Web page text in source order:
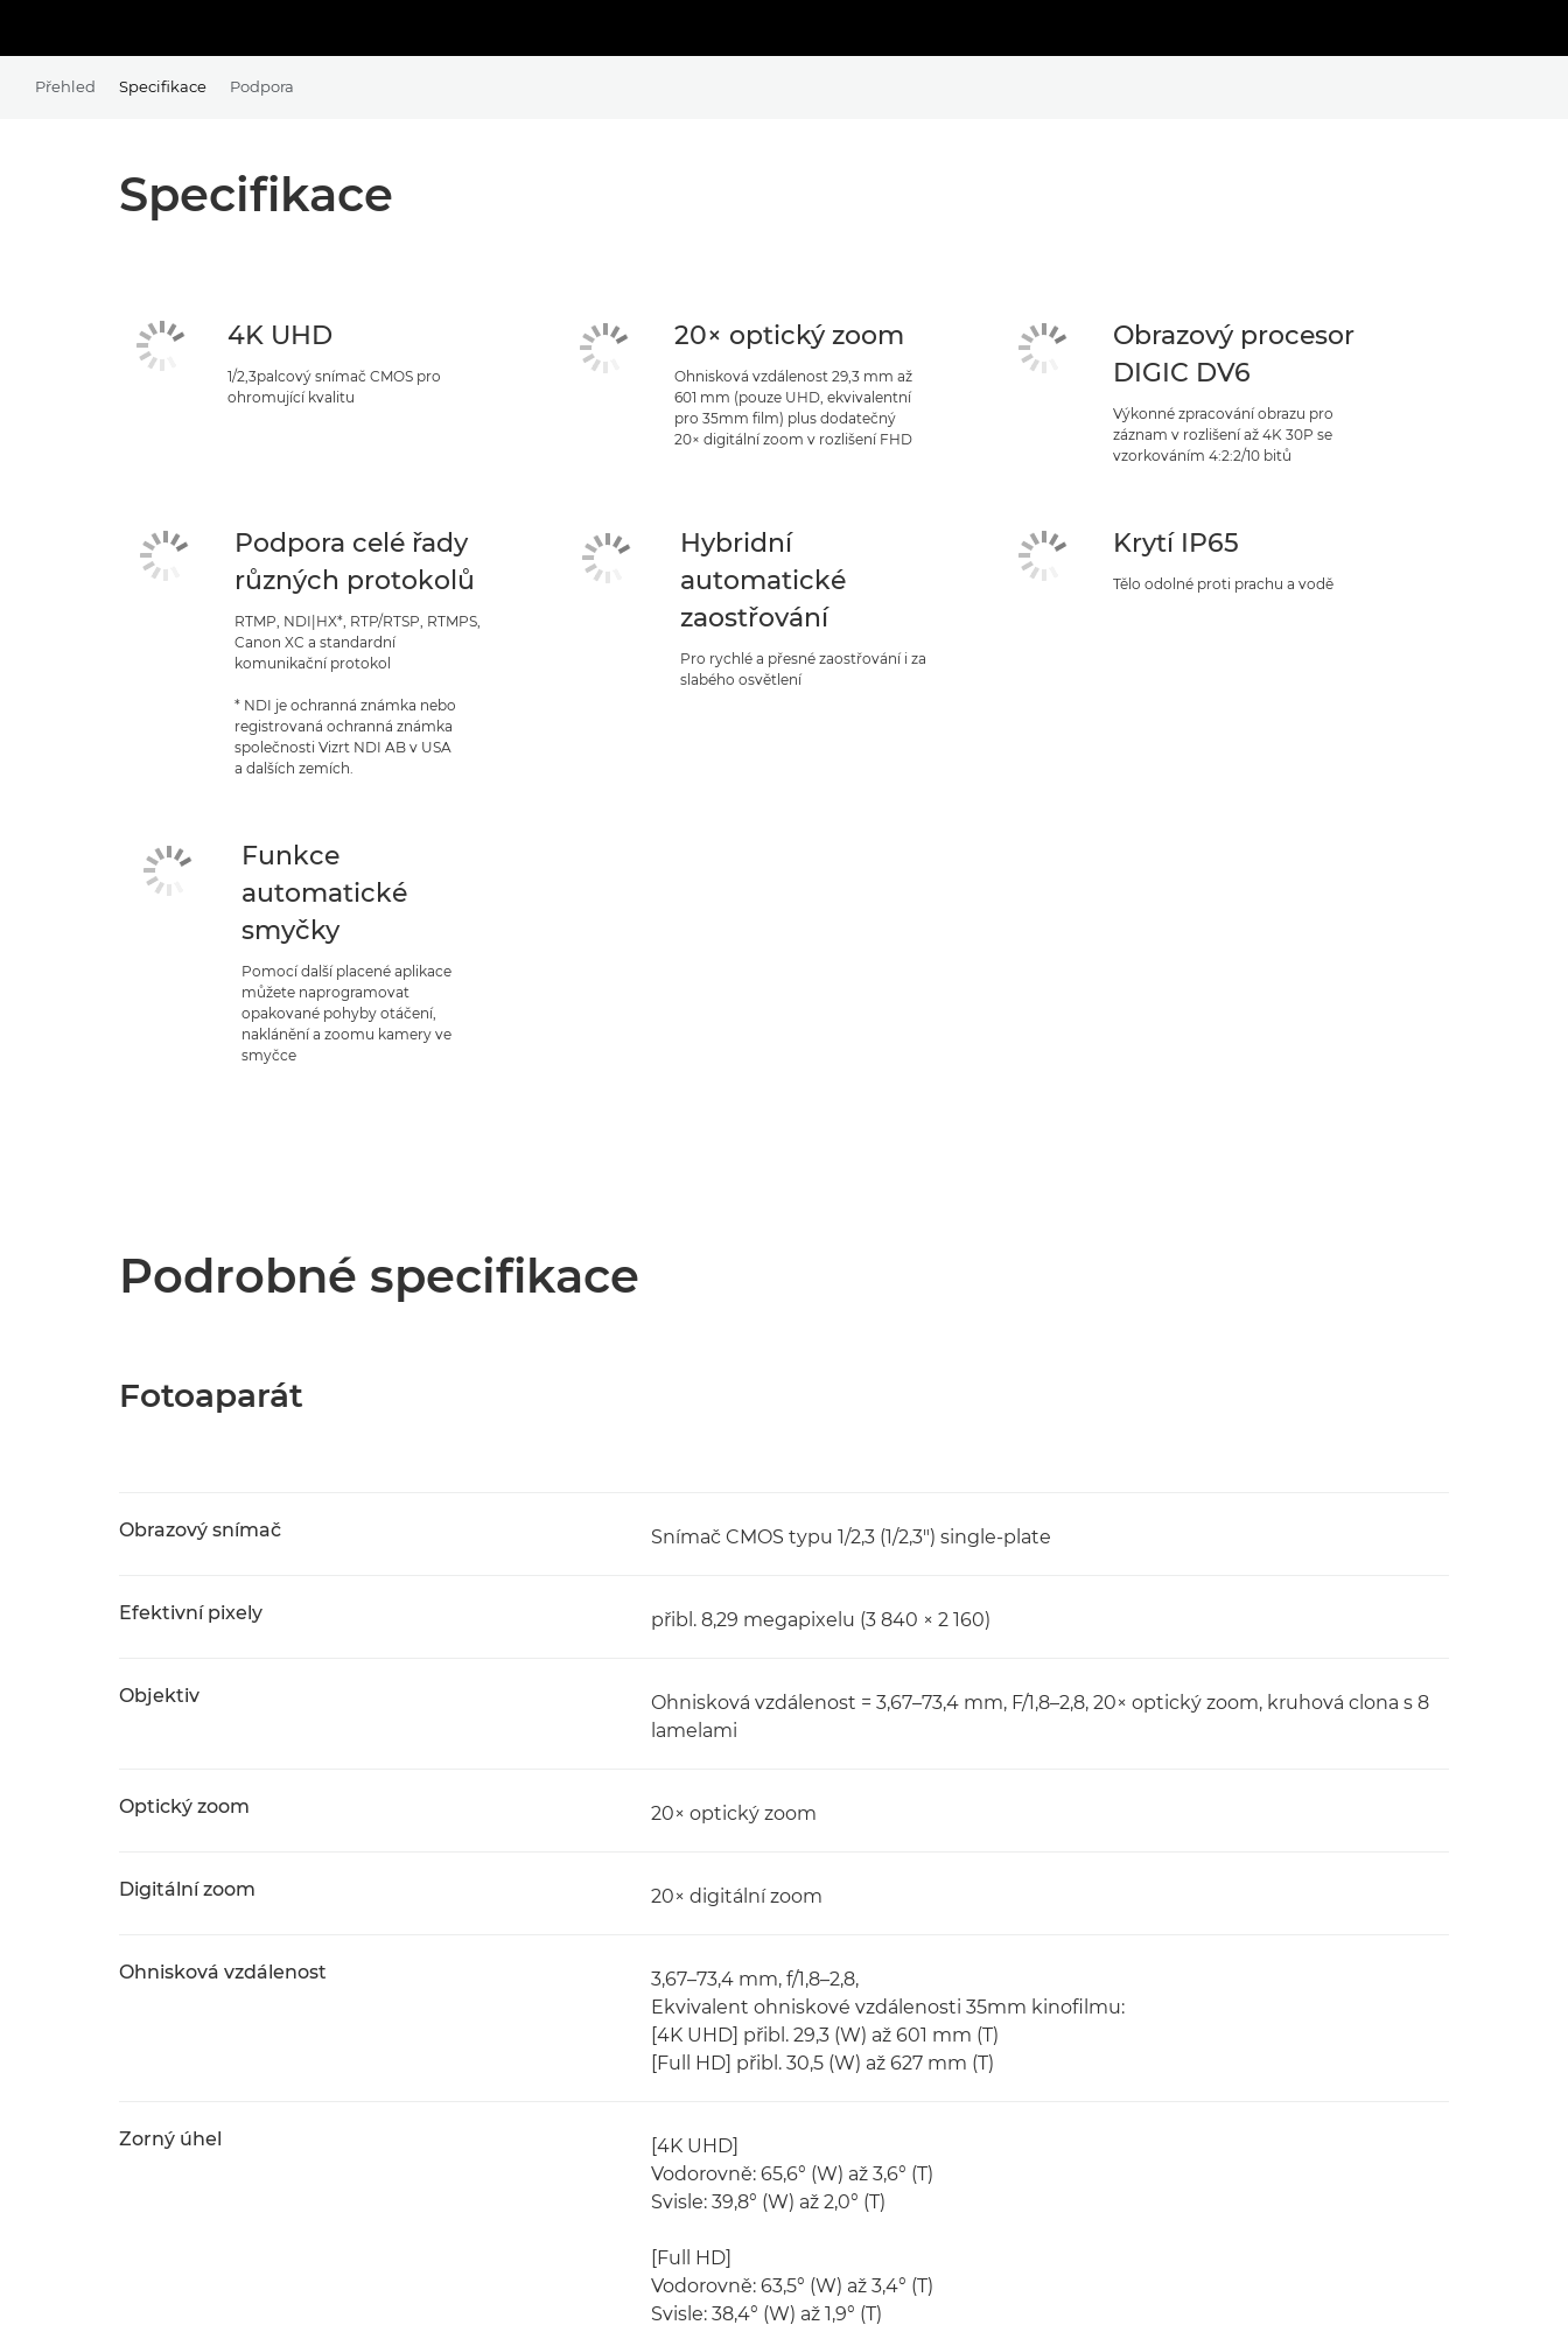
Přehled Specifikace Podpora
Specifikace
4K UHD
1/2,3palcový snímač CMOS pro
ohromující kvalitu
20× optický zoom
Ohnisková vzdálenost 29,3 mm až
601 mm (pouze UHD, ekvivalentní
pro 35mm film) plus dodatečný
20× digitální zoom v rozlišení FHD
Obrazový procesor
DIGIC DV6
Výkonné zpracování obrazu pro
záznam v rozlišení až 4K 30P se
vzorkováním 4:2:2/10 bitů
Podpora celé řady
různých protokolů
RTMP, NDI|HX*, RTP/RTSP, RTMPS,
Canon XC a standardní
komunikační protokol
* NDI je ochranná známka nebo
registrovaná ochranná známka
společnosti Vizrt NDI AB v USA
a dalších zemích.
Hybridní
automatické
zaostřování
Pro rychlé a přesné zaostřování i za
slabého osvětlení
Krytí IP65
Tělo odolné proti prachu a vodě
Funkce
automatické
smyčky
Pomocí další placené aplikace
můžete naprogramovat
opakované pohyby otáčení,
naklánění a zoomu kamery ve
smyčce
Podrobné specifikace
Fotoaparát
Obrazový snímač Snímač CMOS typu 1/2,3 (1/2,3") single-plate
Efektivní pixely přibl. 8,29 megapixelu (3 840 × 2 160)
Objektiv
Ohnisková vzdálenost = 3,67–73,4 mm, F/1,8–2,8, 20× optický zoom, kruhová clona s 8
lamelami
Optický zoom 20× optický zoom
Digitální zoom 20× digitální zoom
Ohnisková vzdálenost
3,67–73,4 mm, f/1,8–2,8,
Ekvivalent ohniskové vzdálenosti 35mm kinofilmu:
[4K UHD] přibl. 29,3 (W) až 601 mm (T)
[Full HD] přibl. 30,5 (W) až 627 mm (T)
Zorný úhel
[4K UHD]
Vodorovně: 65,6° (W) až 3,6° (T)
Svisle: 39,8° (W) až 2,0° (T)
[Full HD]
Vodorovně: 63,5° (W) až 3,4° (T)
Svisle: 38,4° (W) až 1,9° (T)